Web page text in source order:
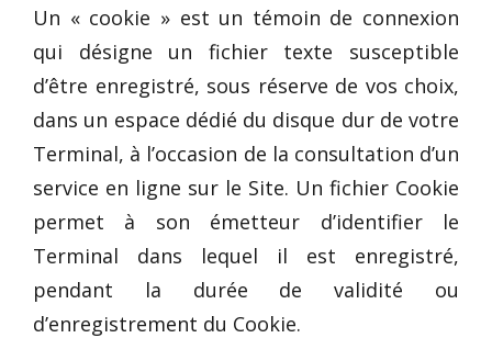
Un « cookie » est un témoin de connexion
qui désigne un fichier texte susceptible
d’être enregistré, sous réserve de vos choix,
dans un espace dédié du disque dur de votre
Terminal, à l’occasion de la consultation d’un
service en ligne sur le Site. Un fichier Cookie
permet à son émetteur d’identifier le
Terminal dans lequel il est enregistré,
pendant la durée de validité ou
d’enregistrement du Cookie.